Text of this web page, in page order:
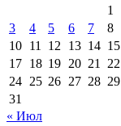
1
3
4 5 6 7 8
10 11 12 13 14 15
17 18 19 20 21 22
24 25 26 27 28 29
31
« Июл